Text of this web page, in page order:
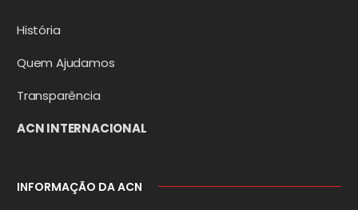
História
Quem Ajudamos
Transparência
ACN INTERNACIONAL
INFORMAÇÃO DA ACN